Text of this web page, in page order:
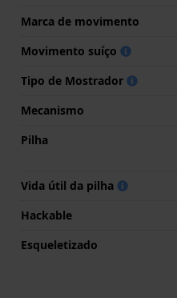
Marca de movimento
Movimento suíço
Tipo de Mostrador
Mecanismo
Pilha
Vida útil da pilha
Hackable
Esqueletizado